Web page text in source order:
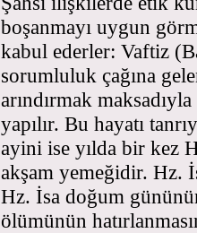
boşanmayı uygun
kabul ederler: Vaftiz
sorumluluk çağına
arındırmak
yapılır. Bu hayatı
ayini ise yılda bir kez
akşam yemeğidir. Hz.
Hz. İsa doğum
ölümünün